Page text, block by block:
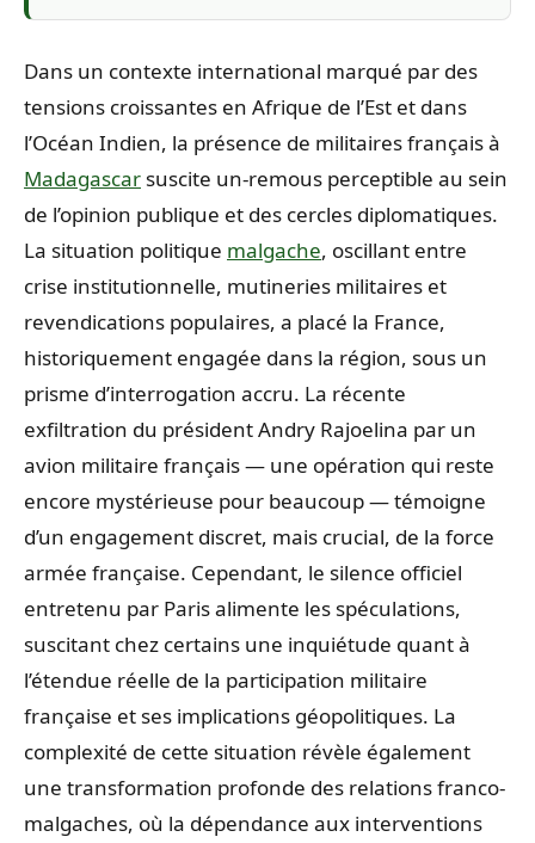
Dans un contexte international marqué par des
tensions croissantes en Afrique de l’Est et dans
l’Océan Indien, la présence de militaires français à
Madagascar suscite un-remous perceptible au sein
de l’opinion publique et des cercles diplomatiques.
La situation politique malgache, oscillant entre
crise institutionnelle, mutineries militaires et
revendications populaires, a placé la France,
historiquement engagée dans la région, sous un
prisme d’interrogation accru. La récente
exfiltration du président Andry Rajoelina par un
avion militaire français — une opération qui reste
encore mystérieuse pour beaucoup — témoigne
d’un engagement discret, mais crucial, de la force
armée française. Cependant, le silence officiel
entretenu par Paris alimente les spéculations,
suscitant chez certains une inquiétude quant à
l’étendue réelle de la participation militaire
française et ses implications géopolitiques. La
complexité de cette situation révèle également
une transformation profonde des relations franco-
malgaches, où la dépendance aux interventions